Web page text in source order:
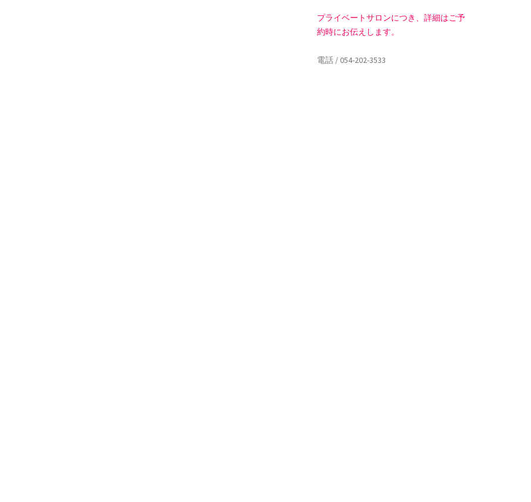
プライベートサロンにつき、詳細はご予
約時にお伝えします。
電話 / 054-202-3533